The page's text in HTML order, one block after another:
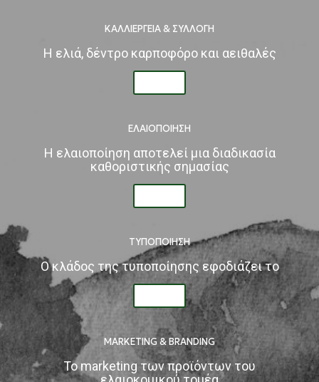
ΚΑΛΛΙΕΡΓΕΙΑ & ΣΥΛΛΟΓΗ
Η ελιά, δέντρο καρποφόρο και αειθαλές
ΕΛΑΙΟΠΟΙΗΣΗ
Η ελαιοποίηση αποτελεί μια διαδικασία
καθοριστικής σημασίας
ΤΥΠΟΠΟΙΗΣΗ
Ο κλάδος της τυποποίησης εφοδιάζει το
MARKETING & BRANDING
Το marketing των προϊόντων του